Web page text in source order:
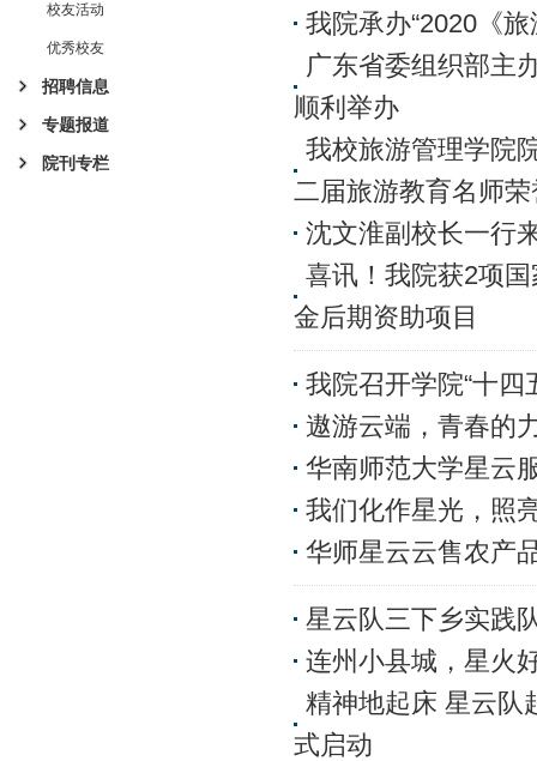
校友活动
优秀校友
招聘信息
专题报道
院刊专栏
我院承办“2020《
广东省委组织部主
顺利举办
我校旅游管理学院
二届旅游教育名师
沈文淮副校长一行
喜讯！我院获2项
金后期资助项目
我院召开学院“十
遨游云端，青春的
华南师范大学星云
我们化作星光，照
华师星云云售农产
星云队三下乡实践
连州小县城，星火
精神地起床 星云
式启动